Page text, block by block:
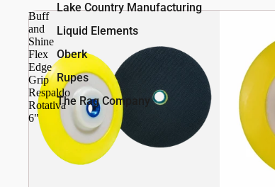
Lake Country Manufacturing
Liquid Elements
Oberk
Rupes
The Rag Company
Buff
and
Shine
Flex
Edge
Grip
Respaldo
Rotativa
6"